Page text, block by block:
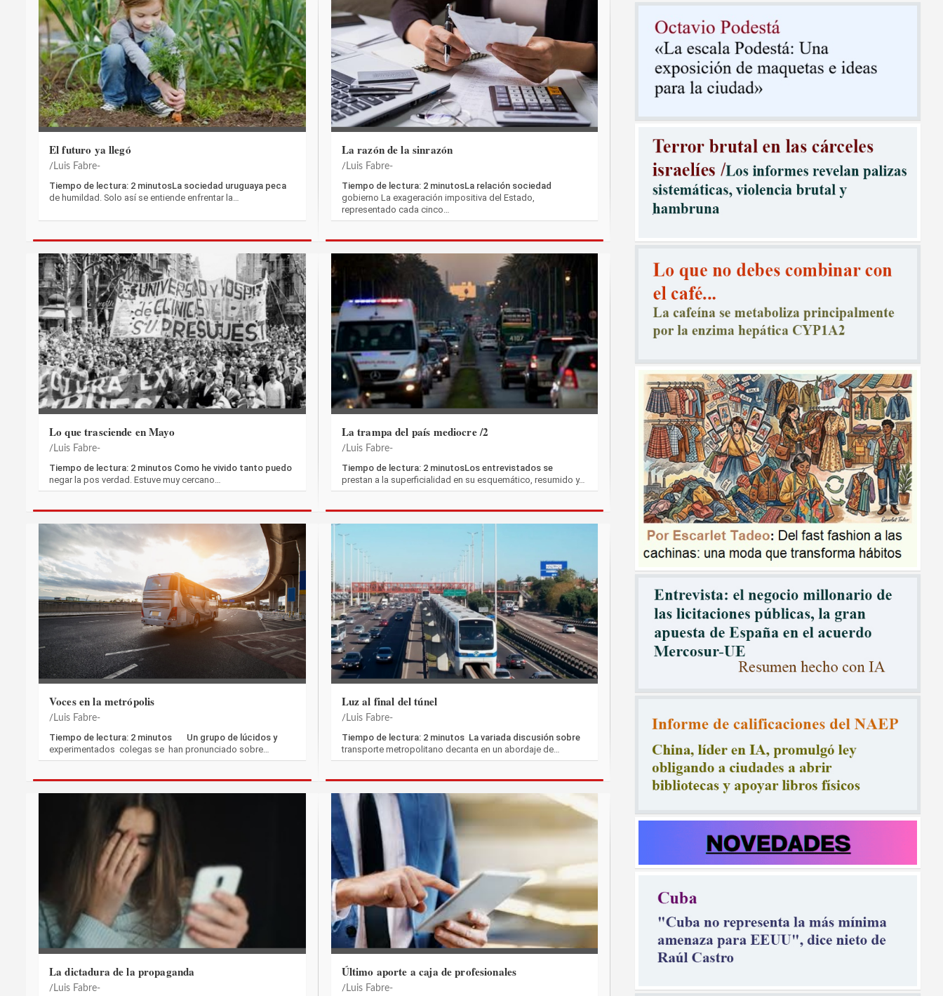
El futuro ya llegó
Luis Fabre-
Tiempo de lectura: 2 minutosLa sociedad uruguaya peca
de humildad. Solo así se entiende enfrentar la…
La razón de la sinrazón
Luis Fabre-
Tiempo de lectura: 2 minutosLa relación sociedad
gobierno La exageración impositiva del Estado,
representado cada cinco…
Lo que trasciende en Mayo
Luis Fabre-
Tiempo de lectura: 2 minutos Como he vivido tanto puedo
negar la pos verdad. Estuve muy cercano…
La trampa del país mediocre /2
Luis Fabre-
Tiempo de lectura: 2 minutosLos entrevistados se
prestan a la superficialidad en su esquemático, resumido y…
Voces en la metrópolis
Luis Fabre-
Tiempo de lectura: 2 minutos Un grupo de lúcidos y
experimentados colegas se han pronunciado sobre…
Luz al final del túnel
Luis Fabre-
Tiempo de lectura: 2 minutos La variada discusión sobre
transporte metropolitano decanta en un abordaje de…
La dictadura de la propaganda
Luis Fabre-
Último aporte a caja de profesionales
Luis Fabre-